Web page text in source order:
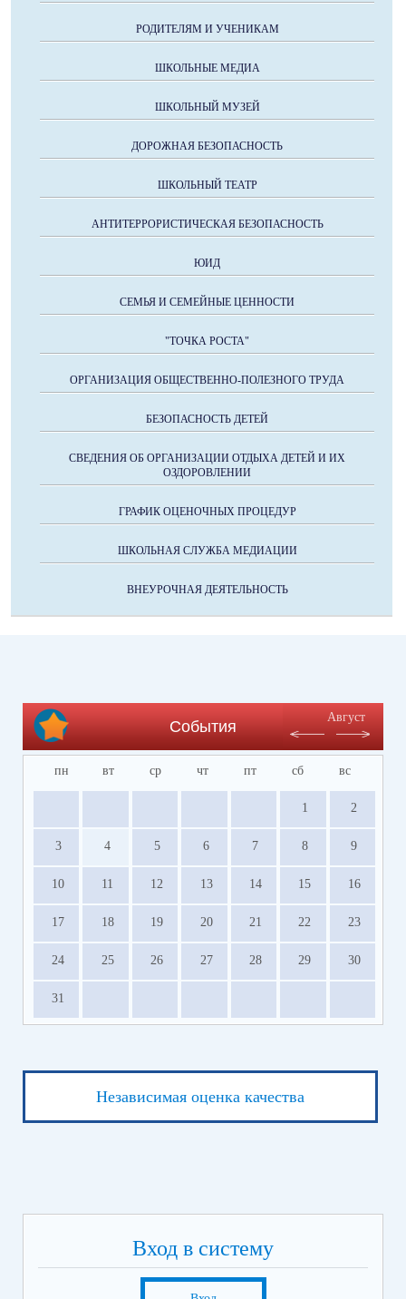
РОДИТЕЛЯМ И УЧЕНИКАМ
ШКОЛЬНЫЕ МЕДИА
ШКОЛЬНЫЙ МУЗЕЙ
ДОРОЖНАЯ БЕЗОПАСНОСТЬ
ШКОЛЬНЫЙ ТЕАТР
АНТИТЕРРОРИСТИЧЕСКАЯ БЕЗОПАСНОСТЬ
ЮИД
СЕМЬЯ И СЕМЕЙНЫЕ ЦЕННОСТИ
"ТОЧКА РОСТА"
ОРГАНИЗАЦИЯ ОБЩЕСТВЕННО-ПОЛЕЗНОГО ТРУДА
БЕЗОПАСНОСТЬ ДЕТЕЙ
СВЕДЕНИЯ ОБ ОРГАНИЗАЦИИ ОТДЫХА ДЕТЕЙ И ИХ
ОЗДОРОВЛЕНИИ
ГРАФИК ОЦЕНОЧНЫХ ПРОЦЕДУР
ШКОЛЬНАЯ СЛУЖБА МЕДИАЦИИ
ВНЕУРОЧНАЯ ДЕЯТЕЛЬНОСТЬ
События
Август
пн вт ср чт пт сб вс
1 2
3 4 5 6 7 8 9
10 11 12 13 14 15 16
17 18 19 20 21 22 23
24 25 26 27 28 29 30
31
Независимая оценка качества
Вход в систему